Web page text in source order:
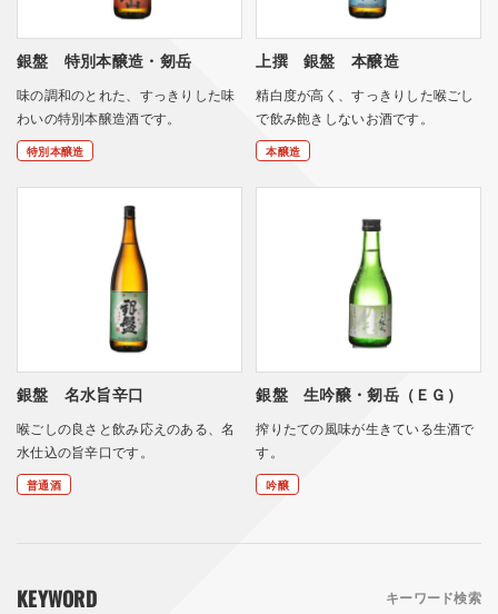
銀盤 特別本醸造・剱岳
味の調和のとれた、すっきりした味
わいの特別本醸造酒です。
特別本醸造
上撰 銀盤 本醸造
精白度が高く、すっきりした喉ごし
で飲み飽きしないお酒です。
本醸造
銀盤 名水旨辛口
喉ごしの良さと飲み応えのある、名
水仕込の旨辛口です。
普通酒
銀盤 生吟醸・剱岳（ＥＧ）
搾りたての風味が生きている生酒で
す。
吟醸
KEYWORD キーワード検索